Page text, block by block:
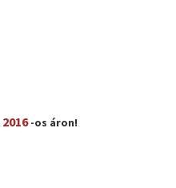
2016-os áron!